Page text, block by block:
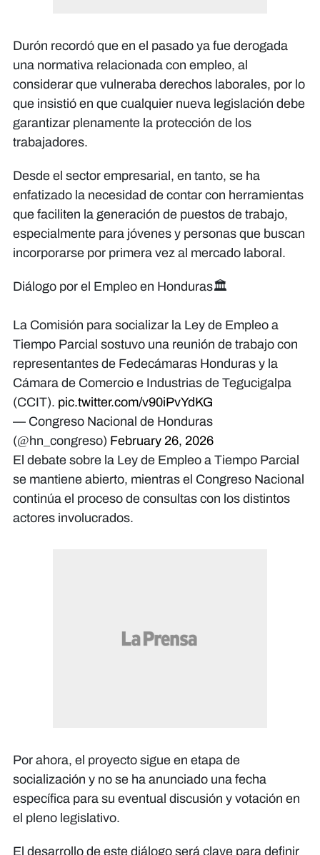
Durón recordó que en el pasado ya fue derogada
una normativa relacionada con empleo, al
considerar que vulneraba derechos laborales, por lo
que insistió en que cualquier nueva legislación debe
garantizar plenamente la protección de los
trabajadores.
Desde el sector empresarial, en tanto, se ha
enfatizado la necesidad de contar con herramientas
que faciliten la generación de puestos de trabajo,
especialmente para jóvenes y personas que buscan
incorporarse por primera vez al mercado laboral.
Diálogo por el Empleo en Honduras🏛️
La Comisión para socializar la Ley de Empleo a
Tiempo Parcial sostuvo una reunión de trabajo con
representantes de Fedecámaras Honduras y la
Cámara de Comercio e Industrias de Tegucigalpa
(CCIT). pic.twitter.com/v90iPvYdKG
— Congreso Nacional de Honduras
(@hn_congreso) February 26, 2026
El debate sobre la Ley de Empleo a Tiempo Parcial
se mantiene abierto, mientras el Congreso Nacional
continúa el proceso de consultas con los distintos
actores involucrados.
Por ahora, el proyecto sigue en etapa de
socialización y no se ha anunciado una fecha
específica para su eventual discusión y votación en
el pleno legislativo.
El desarrollo de este diálogo será clave para definir